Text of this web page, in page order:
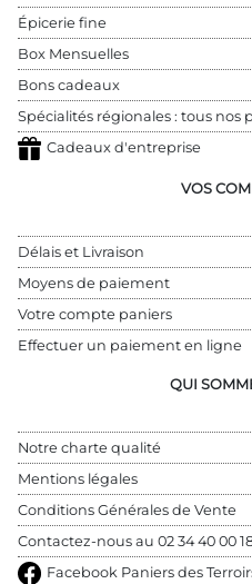
Épicerie fine
Box Mensuelles
Bons cadeaux
Spécialités régionales : tous nos
Cadeaux d'entreprise
VOS
Délais et Livraison
Moyens de paiement
Votre compte paniers
Effectuer un paiement en ligne
QUI
Notre charte qualité
Mentions légales
Conditions Générales de Vente
Contactez-nous au 02 34 40 00
Facebook Paniers des